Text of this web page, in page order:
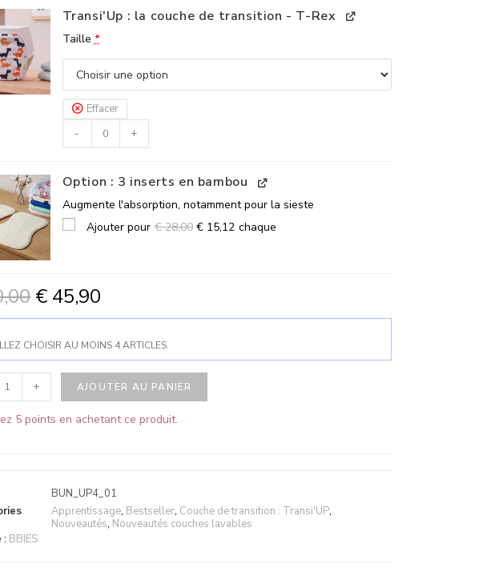
Transi'Up : la couche de transition - T-Rex
Taille*
Effacer
-
+
Option : 3 inserts en bambou
Augmente l'absorption, notamment pour la sieste
Ajouter pour €28,00 €15,12 chaque
€45,90
CHOISIR AU MOINS 4 ARTICLES.
+ AJOUTER AU PANIER
5 points en achetant ce produit.
BUN_UP4_01
Apprentissage, Bestseller, Couche de transition : Transi'UP,
Nouveautés, Nouveautés couches lavables
: BBIES